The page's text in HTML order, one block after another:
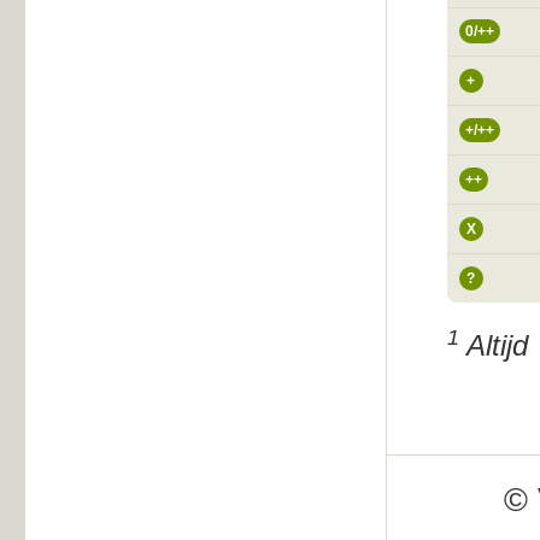
0/++
+
+/++
++
X
?
1 Altijd
©